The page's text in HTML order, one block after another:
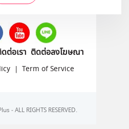
ามเราได้ที่
ต่อเรา ติดต่อลงโฆษณา
| Term of Service
- ALL RIGHTS RESERVED.